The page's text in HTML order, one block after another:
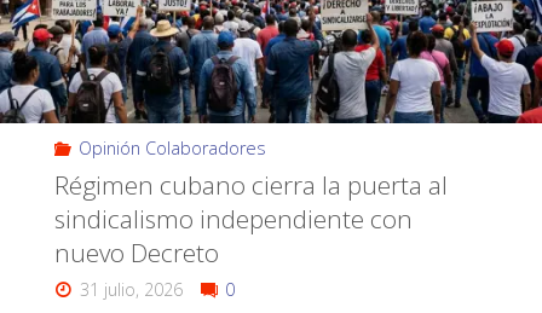
Opinión Colaboradores
Régimen cubano cierra la puerta al
sindicalismo independiente con
nuevo Decreto
31 julio, 2026 0